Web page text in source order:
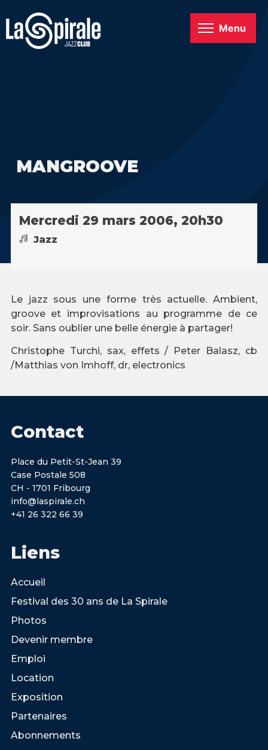
Menu
MANGROOVE
Mercredi 29 mars 2006, 20h30
Jazz
Le jazz sous une forme très actuelle. Ambient,
groove et improvisations au programme de ce
soir. Sans oublier une belle énergie à partager!
Christophe Turchi, sax, effets / Peter Balasz, cb
/Matthias von Imhoff, dr, electronics
Contact
Place du Petit-St-Jean 39
Case Postale 508
CH - 1701 Fribourg
info@laspirale.ch
+41 26 322 66 39
Liens
Accueil
Festival des 30 ans de La Spirale
Photos
Devenir membre
Emploi
Location
Exposition
Partenaires
Abonnements